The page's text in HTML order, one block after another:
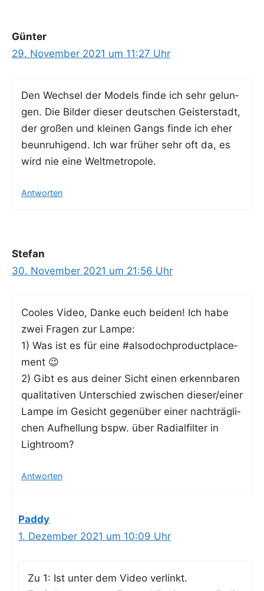
Günter
29. November 2021 um 11:27 Uhr
Den Wech­sel der Models fin­de ich sehr gelun­
gen. Die Bil­der die­ser deut­schen Geis­ter­stadt,
der gro­ßen und klei­nen Gangs fin­de ich eher
beun­ru­hi­gend. Ich war frü­her sehr oft da, es
wird nie eine Weltmetropole.
Antworten
Stefan
30. November 2021 um 21:56 Uhr
Coo­les Video, Dan­ke euch bei­den! Ich habe
zwei Fra­gen zur Lampe:
1) Was ist es für eine #also­doch­pro­duct­pla­ce­
ment 😉
2) Gibt es aus dei­ner Sicht einen erkenn­ba­ren
qua­li­ta­ti­ven Unter­schied zwi­schen dieser/einer
Lam­pe im Gesicht gegen­über einer nach­träg­li­
chen Auf­hel­lung bspw. über Radi­al­fil­ter in
Lightroom?
Antworten
Paddy
1. Dezember 2021 um 10:09 Uhr
Zu 1: Ist unter dem Video verlinkt.